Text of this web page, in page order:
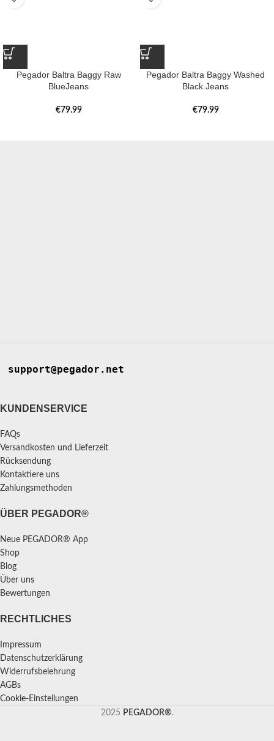
Pegador Baltra Baggy Raw
BlueJeans
€79.99
Pegador Baltra Baggy Washed
Black Jeans
€79.99
support@pegador.net
KUNDENSERVICE
FAQs
Versandkosten und Lieferzeit
Rücksendung
Kontaktiere uns
Zahlungsmethoden
ÜBER PEGADOR®
Neue PEGADOR® App
Shop
Blog
Über uns
Bewertungen
RECHTLICHES
Impressum
Datenschutzerklärung
Widerrufsbelehrung
AGBs
Cookie-Einstellungen
2025 PEGADOR®.